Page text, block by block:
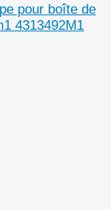
pour boîte de
4313492M1